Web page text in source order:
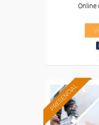
Online
PRESENCIAL